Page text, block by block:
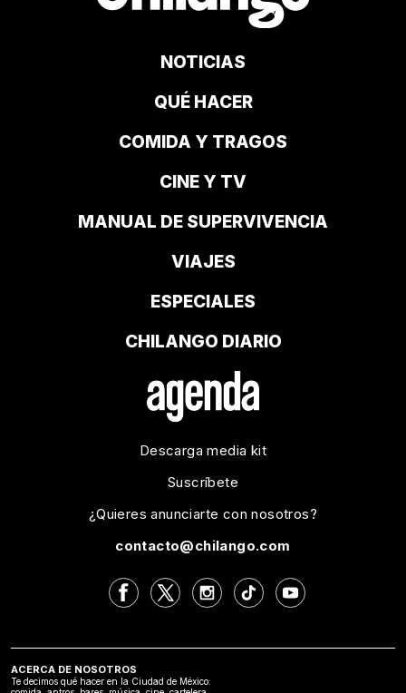
NOTICIAS
QUÉ HACER
COMIDA Y TRAGOS
CINE Y TV
MANUAL DE SUPERVIVENCIA
VIAJES
ESPECIALES
CHILANGO DIARIO
Descarga media kit
Suscríbete
¿Quieres anunciarte con nosotros?
contacto@chilango.com
ACERCA DE NOSOTROS
Te decimos qué hacer en la Ciudad de México: